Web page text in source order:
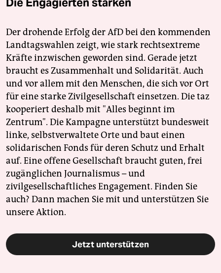
Der drohende Erfolg der AfD bei den kommenden
Landtagswahlen zeigt, wie stark rechtsextreme
Kräfte inzwischen geworden sind. Gerade jetzt
braucht es Zusammenhalt und Solidarität. Auch
und vor allem mit den Menschen, die sich vor Ort
für eine starke Zivilgesellschaft einsetzen. Die taz
kooperiert deshalb mit "Alles beginnt im
Zentrum". Die Kampagne unterstützt bundesweit
linke, selbstverwaltete Orte und baut einen
solidarischen Fonds für deren Schutz und Erhalt
auf. Eine offene Gesellschaft braucht guten, frei
zugänglichen Journalismus – und
zivilgesellschaftliches Engagement. Finden Sie
auch? Dann machen Sie mit und unterstützen Sie
unsere Aktion.
Jetzt unterstützen